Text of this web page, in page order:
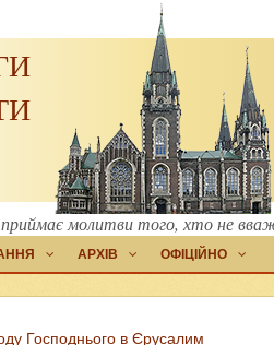
молитви того, хто не
АРХІВ ОФІЦІЙНО
Господнього в Єрусалим